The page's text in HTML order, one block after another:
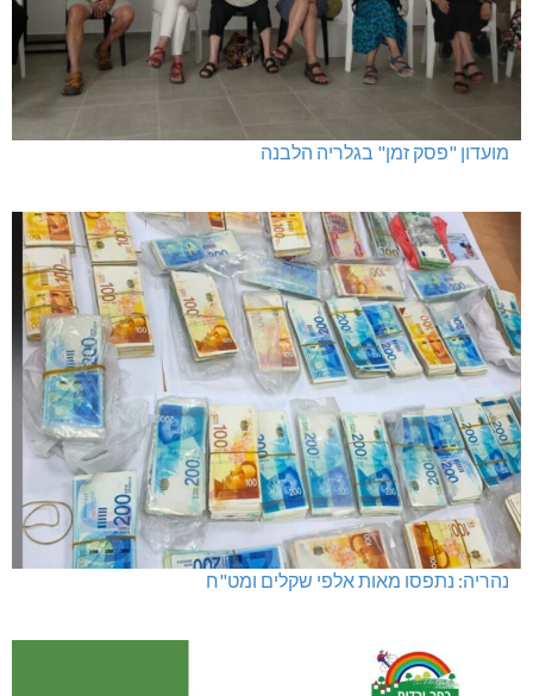
מועדון "פסק זמן" בגלריה הלבנה
נהריה: נתפסו מאות אלפי שקלים ומט"ח